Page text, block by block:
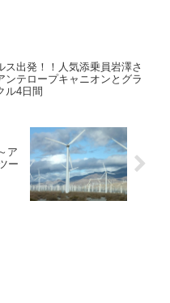
ス出発！！人気添乗員岩澤さ
ンテロープキャニオンとグラ
ル4日間
ア
ー